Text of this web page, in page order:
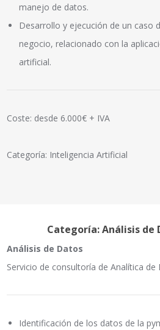
manejo de datos.
Desarrollo y ejecución de un caso
negocio, relacionado con la
artificial.
Coste: desde 6.000€ + IVA
Categoría: Inteligencia Artificial
Categoría: Análisis de
Análisis de Datos
Servicio de consultoría de Analítica de
Identificación de los datos de la